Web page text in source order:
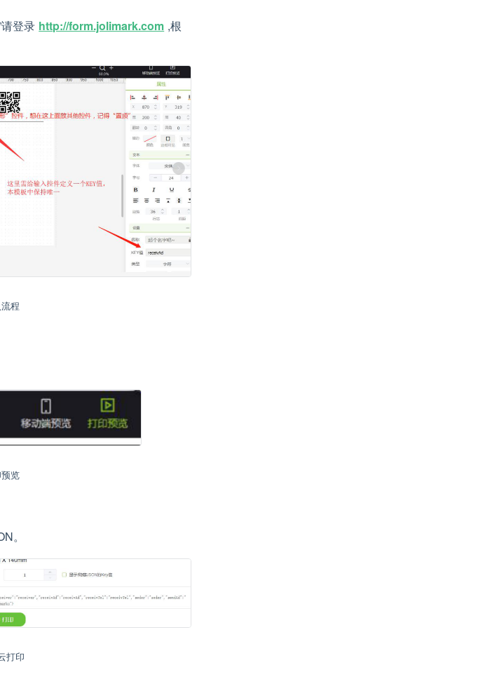
登录 http://form.jolimark.com ,根
程
览
。
打印